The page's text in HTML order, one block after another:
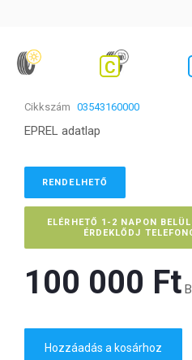
C
Cikkszám 03543160000
EPREL adatlap
RENDELHETŐ
ELÉRHETŐ 1-2 NAPON
ÉRDEKLŐDJ
100 000 Ft‎
Hozzáadás a kosárhoz